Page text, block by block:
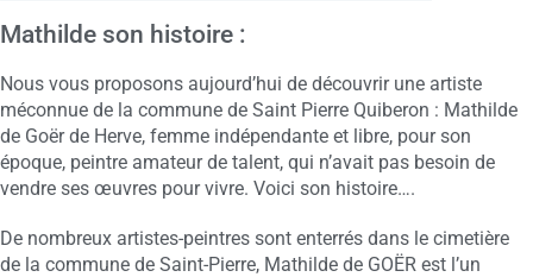
Mathilde son histoire :
Nous vous proposons aujourd’hui de découvrir une artiste
méconnue de la commune de Saint Pierre Quiberon : Mathilde
de Goër de Herve, femme indépendante et libre, pour son
époque, peintre amateur de talent, qui n’avait pas besoin de
vendre ses œuvres pour vivre. Voici son histoire….
De nombreux artistes-peintres sont enterrés dans le cimetière
de la commune de Saint-Pierre, Mathilde de GOËR est l’un